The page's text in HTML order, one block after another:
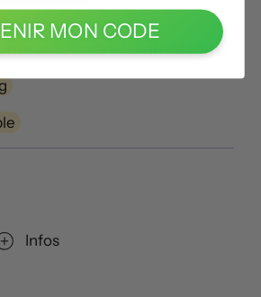
100mg - (High Society)
Infos
MON CODE